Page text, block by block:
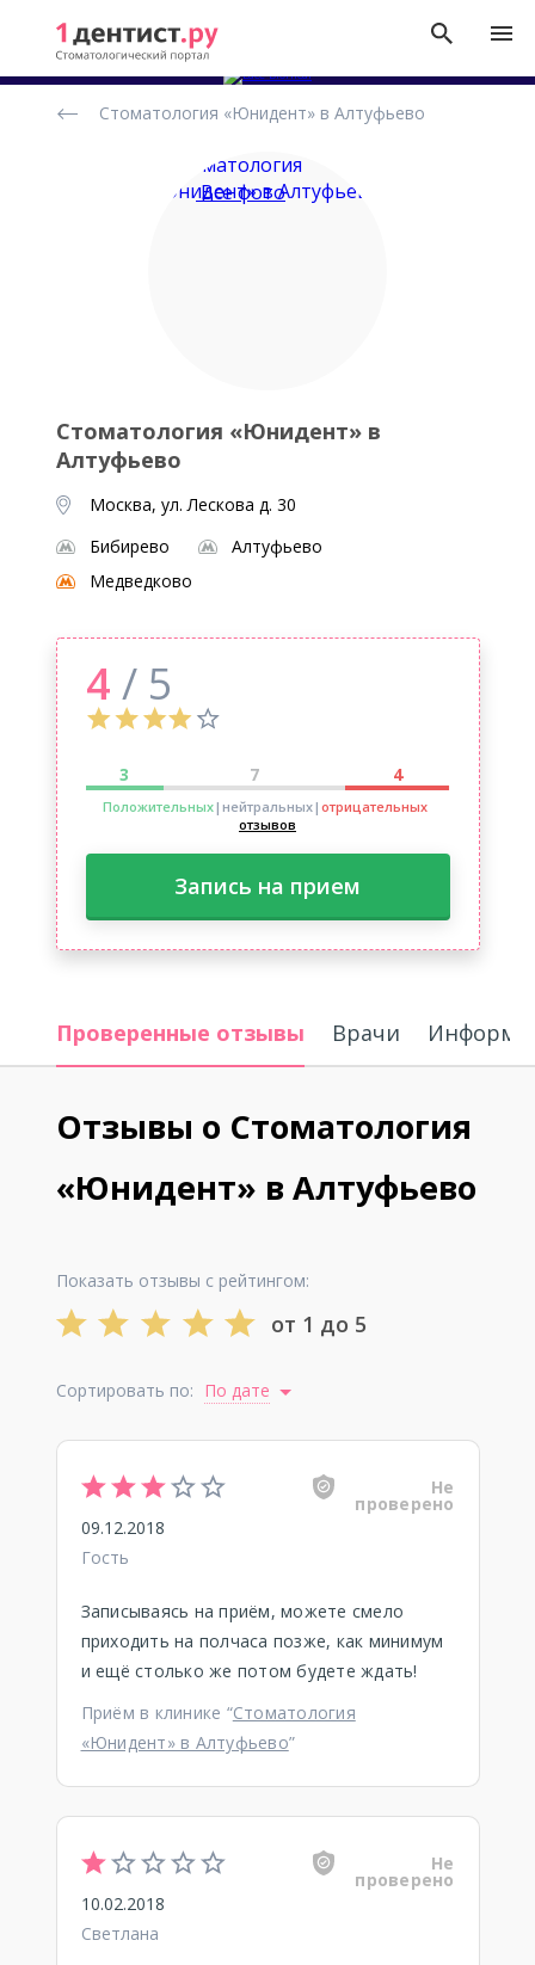
стоматологических
Стоматология «Юнидент» в Алтуфьево
Все фото
Стоматология «Юнидент» в
Алтуфьево
Москва, ул. Лескова д. 30
Бибирево
Алтуфьево
Медведково
4 / 5
3 7 4
Положительных|нейтральных| отрицательных
отзывов
Запись на прием
Проверенные отзывы Врачи
Отзывы о Стоматология
«Юнидент» в Алтуфьево
Показать отзывы с рейтингом:
от 1 до 5
Сортировать по: По дате
Не
проверено
09.12.2018
Гость
Записываясь на приём, можете смело
приходить на полчаса позже, как минимум
и ещё столько же потом будете ждать!
Приём в клинике “Стоматология
«Юнидент» в Алтуфьево”
Не
проверено
10.02.2018
Светлана